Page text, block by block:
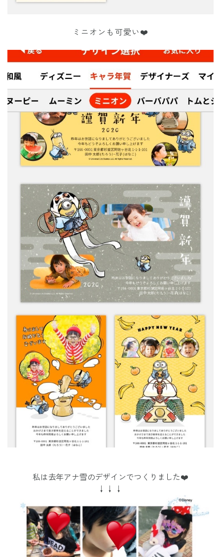
ミニオンも可愛い❤️
私は去年アナ雪のデザインでつくりました❤️
↓↓↓